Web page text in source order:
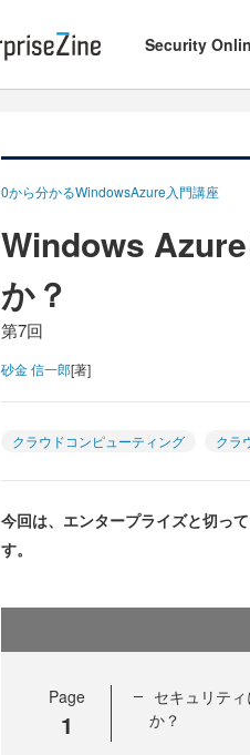
Security
0から分かるWindowsAzure入門講座
Windows
か？
第7回
砂金 信一郎[著]
クラウドコンピューティング クラ
今回は、エンタープライズと切っ
す。
Page
1
セキュリテ
か？